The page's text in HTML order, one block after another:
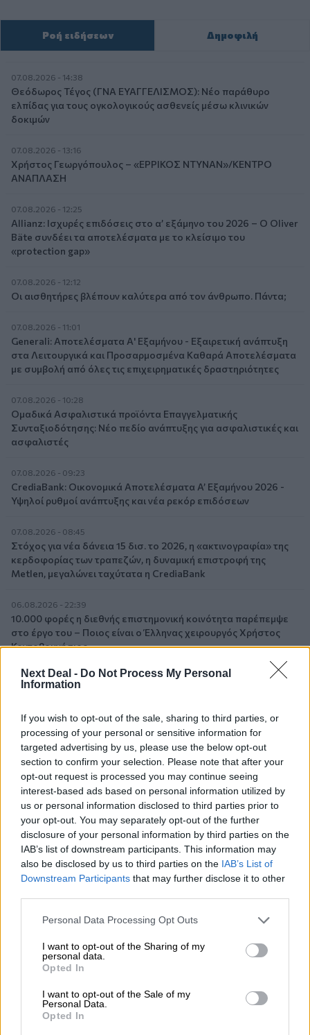
Next Deal - Do Not Process My Personal
Information
If you wish to opt-out of the sale, sharing to third parties, or
processing of your personal or sensitive information for
targeted advertising by us, please use the below opt-out
section to confirm your selection. Please note that after your
opt-out request is processed you may continue seeing
interest-based ads based on personal information utilized by
us or personal information disclosed to third parties prior to
your opt-out. You may separately opt-out of the further
disclosure of your personal information by third parties on the
IAB’s list of downstream participants. This information may
also be disclosed by us to third parties on the IAB’s List of
Downstream Participants that may further disclose it to other
Personal Data Processing Opt Outs
I want to opt-out of the Sharing of my
personal data.
Opted In
I want to opt-out of the Sale of my
Personal Data.
Opted In
Ροή ειδήσεων Δημοφιλή
07.08.2026 - 14:38
Θεόδωρος Τέγος (ΓΝΑ ΕΥΑΓΓΕΛΙΣΜΟΣ): Νέο παράθυρο
ελπίδας για τους ογκολογικούς ασθενείς μέσω κλινικών
δοκιμών
07.08.2026 - 13:16
Χρήστος Γεωργόπουλος – «ΕΡΡΙΚΟΣ ΝΤΥΝΑΝ»/ΚΕΝΤΡΟ
ΑΝΑΠΛΑΣΗ
07.08.2026 - 12:25
Allianz: Ισχυρές επιδόσεις στο α’ εξάμηνο του 2026 – Ο Oliver
Bäte συνδέει τα αποτελέσματα με το κλείσιμο του
«protection gap»
07.08.2026 - 12:12
Οι αισθητήρες βλέπουν καλύτερα από τον άνθρωπο. Πάντα;
07.08.2026 - 11:01
Generali: Αποτελέσματα Α' Εξαμήνου - Εξαιρετική ανάπτυξη
στα Λειτουργικά και Προσαρμοσμένα Καθαρά Αποτελέσματα
με συμβολή από όλες τις επιχειρηματικές δραστηριότητες
07.08.2026 - 10:28
Ομαδικά Ασφαλιστικά προϊόντα Επαγγελματικής
Συνταξιοδότησης: Νέο πεδίο ανάπτυξης για ασφαλιστικές και
ασφαλιστές
07.08.2026 - 09:23
CrediaBank: Οικονομικά Αποτελέσματα A’ Εξαμήνου 2026 -
Υψηλοί ρυθμοί ανάπτυξης και νέα ρεκόρ επιδόσεων
07.08.2026 - 08:45
Στόχος για νέα δάνεια 15 δισ. το 2026, η «ακτινογραφία» της
κερδοφορίας των τραπεζών, η δυναμική επιστροφή της
Metlen, μεγαλώνει ταχύτατα η CrediaBank
06.08.2026 - 22:39
10.000 φορές η διεθνής επιστημονική κοινότητα παρέπεμψε
στο έργο του – Ποιος είναι ο Έλληνας χειρουργός Χρήστος
Κοντοβουνήσιος
06.08.2026 - 14:55
Μιχάλης Τάτσης, Insurance & Healthcare Analyst, διευθυντής
06.08.2026 - 13:30
Όταν η επόμενη μέρα είναι στάχτη, τι θα πει ο Ασφαλιστικός
Διαμεσολαβητής στον πελάτη κλάδου υγείας;
06.08.2026 - 12:22
Kavita Patel - PhARMA Innovation Forum: Ένα στα πέντε
καινοτόμα φάρμακα φτάνει τελικά στην Ελλάδα
06.08.2026 - 11:37
Μείωση ασφαλιστικών εισφορών ύψους 240 εκατ. ευρώ
ζητούν οι έμποροι από την Κυβέρνηση
Ευρώπη: Μπορεί η κλιματική αλλαγή να οδηγήσει σε
ενεργειακή κρίση;
06.08.2026 - 09:15
06.08.2026 - 08:40